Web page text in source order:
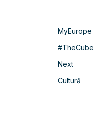
MyEurope
#TheCube
Next
Cultură